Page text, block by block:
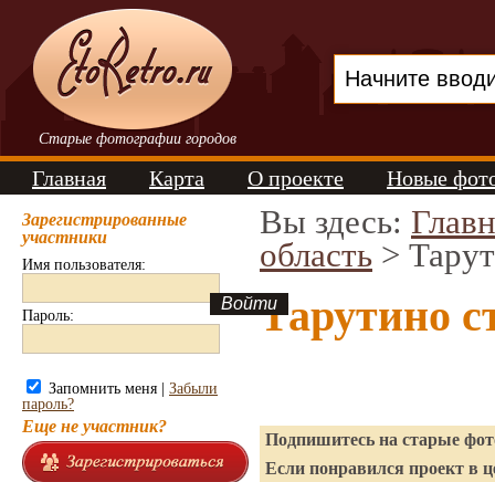
Старые фотографии городов
Главная Карта О проекте Новые
Зарегистрированные
участники
Имя пользователя:
Пароль:
Запомнить меня | Забыли
пароль?
Еще не участник?
Вы здесь:
область >
Тарутино
Подпишитесь на старые
Если понравился проект в